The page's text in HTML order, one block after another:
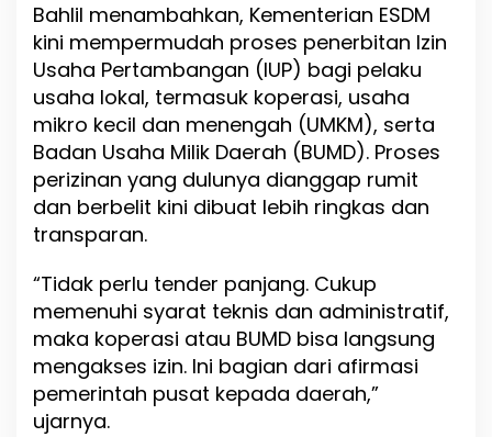
Bahlil menambahkan, Kementerian ESDM
kini mempermudah proses penerbitan Izin
Usaha Pertambangan (IUP) bagi pelaku
usaha lokal, termasuk koperasi, usaha
mikro kecil dan menengah (UMKM), serta
Badan Usaha Milik Daerah (BUMD). Proses
perizinan yang dulunya dianggap rumit
dan berbelit kini dibuat lebih ringkas dan
transparan.
“Tidak perlu tender panjang. Cukup
memenuhi syarat teknis dan administratif,
maka koperasi atau BUMD bisa langsung
mengakses izin. Ini bagian dari afirmasi
pemerintah pusat kepada daerah,”
ujarnya.